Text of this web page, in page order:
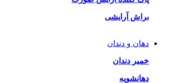
براش آرایشی
دهان و دندان
خمیر دندان
دهانشویه